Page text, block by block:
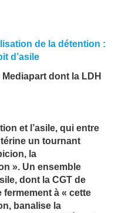
de la détention :
d’asile
dont la LDH
et l’asile, qui entre
un tournant
la
». Un ensemble
dont la CGT de
fermement à « cette
banalise la